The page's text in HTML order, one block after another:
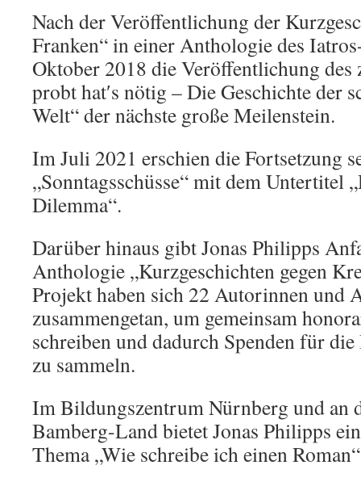
Nach der Veröffentlichung der
Franken“ in einer Anthologie des
Oktober 2018 die Veröffentlichung des
probt hat′s nötig – Die Geschichte der
Welt“ der nächste große Meilenstein.
Im Juli 2021 erschien die Fortsetzung
„Sonntagsschüsse“ mit dem Untertitel
Dilemma“.
Darüber hinaus gibt Jonas Philipps
Anthologie „Kurzgeschichten gegen
Projekt haben sich 22 Autorinnen und
zusammengetan, um gemeinsam
schreiben und dadurch Spenden für
zu sammeln.
Im Bildungszentrum Nürnberg und an
Bamberg-Land bietet Jonas Philipps
Thema „Wie schreibe ich einen